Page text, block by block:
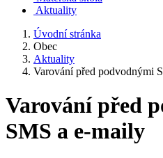
Aktuality
Úvodní stránka
Obec
Aktuality
Varování před podvodnými
Varování před
SMS a e-maily